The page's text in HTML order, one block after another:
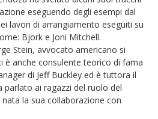
eseguendo degli esempi dal
lavori di arrangiamento eseguiti su
Bjork e Joni Mitchell.
Stein, avvocato americano si
è anche consulente teorico di fama
di Jeff Buckley ed è tuttora il
parlato ai ragazzi del ruolo del
la sua collaborazione con